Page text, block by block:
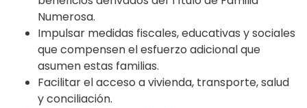
Numerosa.
Impulsar medidas fiscales, educativas y sociales
que compensen el esfuerzo adicional que
asumen estas familias.
Facilitar el acceso a vivienda, transporte, salud
y conciliación.